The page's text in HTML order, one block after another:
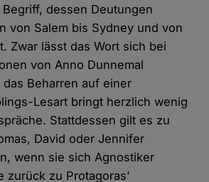
dessen Deutungen
von Salem bis Sydney und von
Zwar lässt das Wort sich bei
von Anno Dunnemal
Beharren auf einer
Lesart bringt herzlich wenig
Stattdessen gilt es zu
David oder Jennifer
wenn sie sich Agnostiker
zurück zu Protagoras'